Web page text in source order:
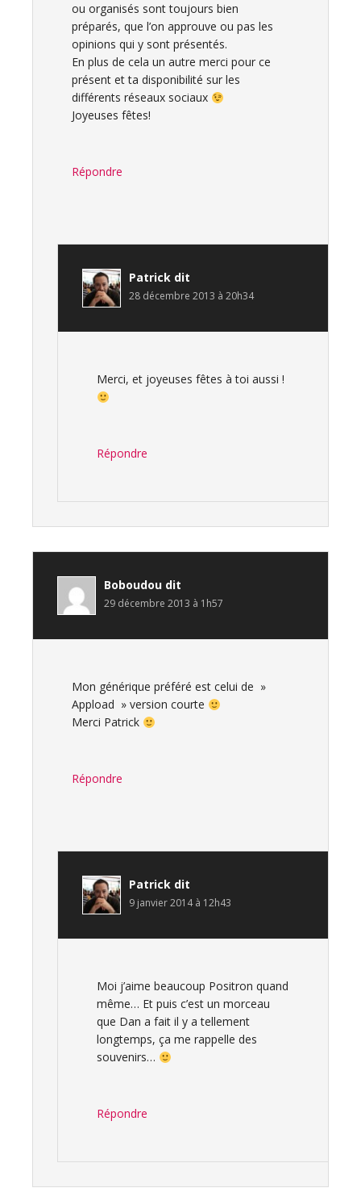
ou organisés sont toujours bien
préparés, que l’on approuve ou pas les
opinions qui y sont présentés.
En plus de cela un autre merci pour ce
présent et ta disponibilité sur les
différents réseaux sociaux
Joyeuses fêtes!
Répondre
Patrick dit
28 décembre 2013 à 20h34
Merci, et joyeuses fêtes à toi aussi !
Répondre
Boboudou dit
29 décembre 2013 à 1h57
Mon générique préféré est celui de »
Appload » version courte
Merci Patrick
Répondre
Patrick dit
9 janvier 2014 à 12h43
Moi j’aime beaucoup Positron quand
même… Et puis c’est un morceau
que Dan a fait il y a tellement
longtemps, ça me rappelle des
souvenirs…
Répondre